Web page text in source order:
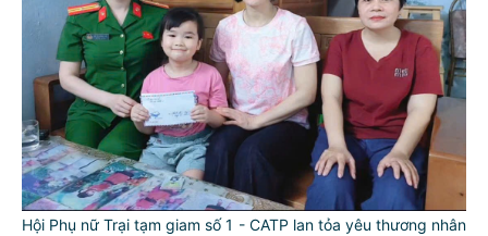
Hội Phụ nữ Trại tạm giam số 1 - CATP lan tỏa yêu thương nhân